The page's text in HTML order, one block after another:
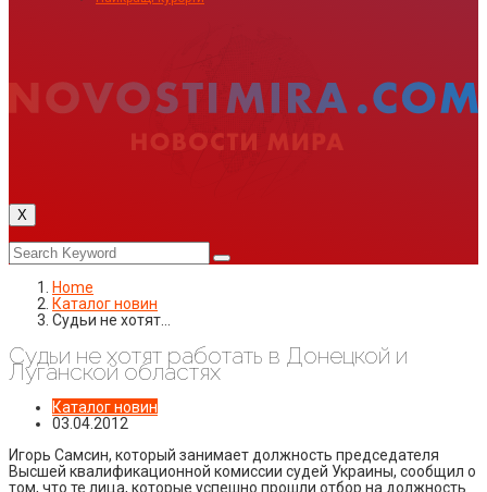
X
Home
Каталог новин
Судьи не хотят…
Судьи не хотят работать в Донецкой и
Луганской областях
Каталог новин
03.04.2012
Игорь Самсин, который занимает должность председателя
Высшей квалификационной комиссии судей Украины, сообщил о
том, что те лица, которые успешно прошли отбор на должность